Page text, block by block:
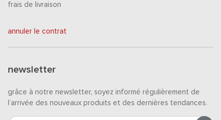
frais de livraison
annuler le contrat
newsletter
grâce à notre newsletter, soyez informé régulièrement de
l’arrivée des nouveaux produits et des dernières tendances.